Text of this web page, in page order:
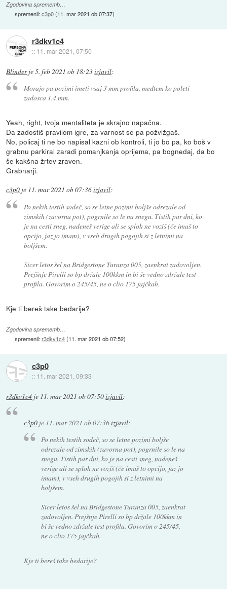
Zgodovina sprememb…
spremenil:c3p0(11. mar 2021 ob 07:37)
r3dkv1c4
:: 11. mar 2021, 07:50
Blinderje5. feb 2021 ob 18:23izjavil:
Morajo pa pozimi imeti vsaj 3 mm profila, medtem ko poleti
zadosca 1.4 mm.
Yeah, right, tvoja mentaliteta je skrajno napačna.
Da zadostiš pravilom igre, za varnost se pa požvižgaš.
No, policaj ti ne bo napisal kazni ob kontroli, ti jo bo pa, ko boš v
grabnu parkiral zaradi pomanjkanja oprijema, pa bognedaj, da bo
še kakšna žrtev zraven.
Grabnarji.
c3p0 je 11. mar 2021 ob 07:36izjavil:
Po nekih testih sodeč, so se letne pozimi boljše odrezale od
zimskih (zavorna pot), pogrnile so le na snegu. Tistih par dni, ko
je na cesti sneg, nadeneš verige ali se sploh ne voziš (če imaš to
opcijo, jaz jo imam), v vseh drugih pogojih si z letnimi na
boljšem.
Sicer letos šel na Bridgestone Turanza 005, zaenkrat zadovoljen.
Prejšnje Pirelli so bp držale 100kkm in bi še vedno zdržale test
profila. Govorim o 245/45, ne o clio 175 jajčkah.
Kje ti bereš take bedarije?
Zgodovina sprememb…
spremenil:r3dkv1c4(11. mar 2021 ob 07:52)
c3p0
:: 11. mar 2021, 09:33
r3dkv1c4 je 11. mar 2021 ob 07:50izjavil:
c3p0je 11. mar 2021 ob 07:36izjavil:
Po nekih testih sodeč, so se letne pozimi boljše
odrezale od zimskih (zavorna pot), pogrnile so le na
snegu. Tistih par dni, ko je na cesti sneg, nadeneš
verige ali se sploh ne voziš (če imaš to opcijo, jaz jo
imam), v vseh drugih pogojih si z letnimi na
boljšem.
Sicer letos šel na Bridgestone Turanza 005, zaenkrat
zadovoljen. Prejšnje Pirelli so bp držale 100kkm in
bi še vedno zdržale test profila. Govorim o 245/45,
ne o clio 175 jajčkah.
Kje ti bereš take bedarije?